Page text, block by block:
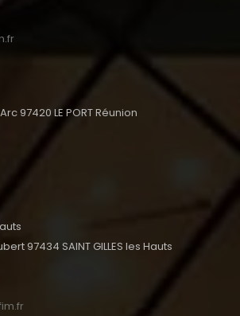
97420 LE PORT Réunion
97434 SAINT GILLES les Hauts